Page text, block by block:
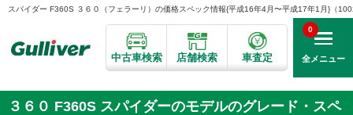
スパイダー F360S ３６０（フェラーリ）の価格スペック情報{平成16年4月〜平成17年1月}（
中古車検索 店舗検索 車査定 全メニュー
0
３６０ F360S スパイダーのモデルのグレード・スペ